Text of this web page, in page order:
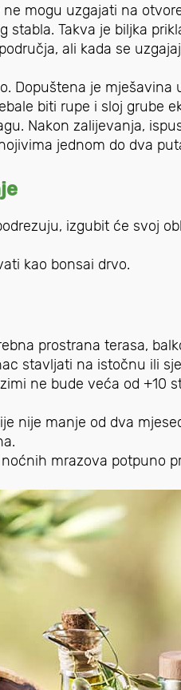
mogu uzgajati na
stabla. Takva je biljka
ali kada se
Dopuštena je
biti rupe i sloj grube
Nakon zalijevanja,
jednom do dva
izgubit će svoj
kao bonsai drvo.
prostrana terasa,
stavljati na istočnu ili
ne bude veća od
nije manje od dva
mrazova potpuno